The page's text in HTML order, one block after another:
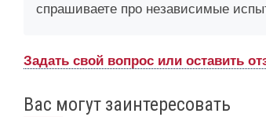
спрашиваете про независимые
Задать свой вопрос или оставить
Вас могут заинтересовать